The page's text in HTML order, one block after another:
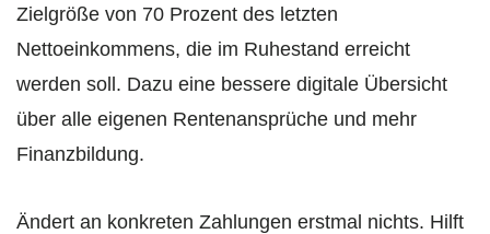
Zielgröße von 70 Prozent des letzten
Nettoeinkommens, die im Ruhestand erreicht
werden soll. Dazu eine bessere digitale Übersicht
über alle eigenen Rentenansprüche und mehr
Finanzbildung.
Ändert an konkreten Zahlungen erstmal nichts. Hilft